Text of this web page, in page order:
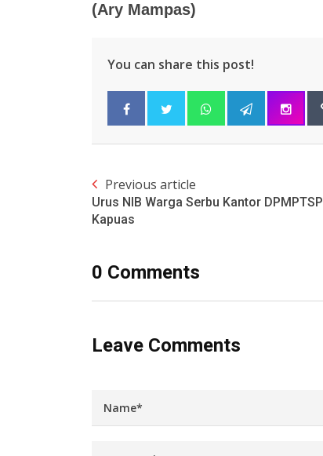
(Ary Mampas)
You can share this post!
Previous article
Urus NIB Warga Serbu Kantor DPMPTSP
Kapuas
0 Comments
Leave Comments